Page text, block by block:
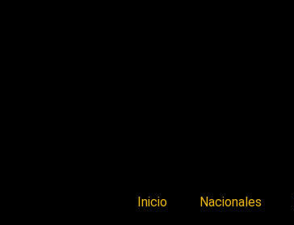
Inicio Nacionales